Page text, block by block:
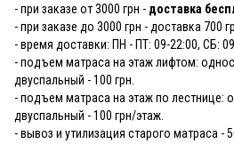
- при заказе от 3000 грн - доставка
- при заказе до 3000 грн - доставка 700
- время доставки: ПН - ПТ: 09-22:00, СБ:
- подъем матраса на этаж лифтом:
двуспальный - 100 грн.
- подъем матраса на этаж по лестнице:
двуспальный - 100 грн/этаж.
- вывоз и утилизация старого матраса -